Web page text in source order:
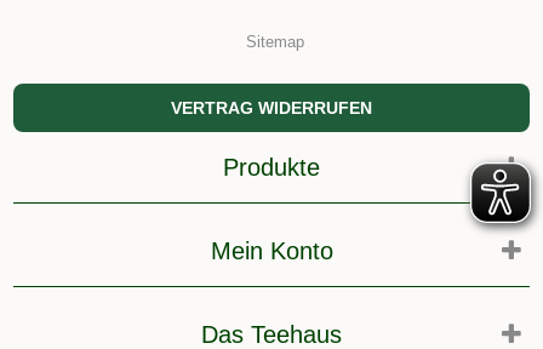
Sitemap
VERTRAG WIDERRUFEN
Produkte
Mein Konto
Das Teehaus